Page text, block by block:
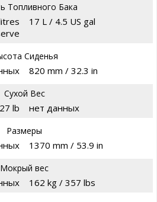
Топливного Бака
17 L / 4.5 US gal
Сиденья
820 mm / 32.3 in
Сухой Вес
lb нет данных
Размеры
1370 mm / 53.9 in
Мокрый вес
162 kg / 357 lbs